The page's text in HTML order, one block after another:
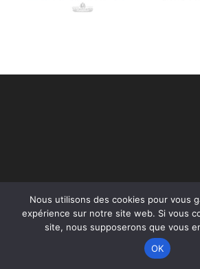
Copyright - WordPress Theme by
Nous utilisons des cookies pour vous
expérience sur notre site web. Si vous
site, nous supposerons que vous
OK